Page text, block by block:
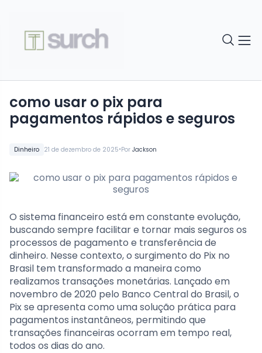
Dinheiro 21 de dezembro de 2025•Por Jackson
como usar o pix para
pagamentos rápidos e seguros
O sistema financeiro está em constante evolução,
buscando sempre facilitar e tornar mais seguros os
processos de pagamento e transferência de
dinheiro. Nesse contexto, o surgimento do Pix no
Brasil tem transformado a maneira como
realizamos transações monetárias. Lançado em
novembro de 2020 pelo Banco Central do Brasil, o
Pix se apresenta como uma solução prática para
pagamentos instantâneos, permitindo que
transações financeiras ocorram em tempo real,
todos os dias do ano.